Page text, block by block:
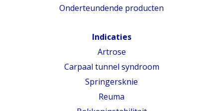
Onderteundende producten
Indicaties
Artrose
Carpaal tunnel syndroom
Springersknie
Reuma